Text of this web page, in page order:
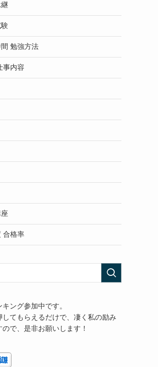
勉強方法
事内容
合格率
ング参加中です。
してもらえるだけで、凄く私の励み
ので、是非お願いします！